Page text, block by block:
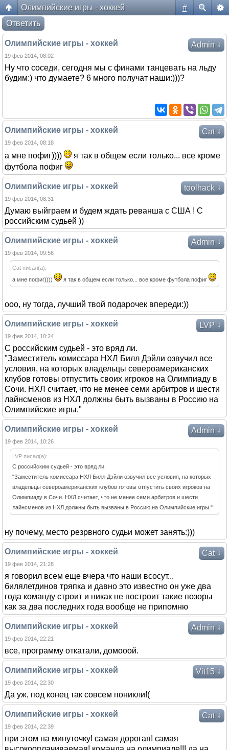
#
Олимпийские игры - хоккей
Форум жителей ЖК Да Винчи
Ответить
Admin ↓
Олимпийские игры - хоккей
19 фев 2014, 08:02
Ну что соседи, сегодня мы с финами танцевать на льду
будим:) что думаете? 6 много получат наши:)))?
Cat ↓
Олимпийские игры - хоккей
19 фев 2014, 08:18
а мне пофиг))))
я так в общем если только... все кроме
футбола пофиг
toolhack ↓
Олимпийские игры - хоккей
19 фев 2014, 08:31
Думаю выйграем и будем ждать реванша с США ! С
российским судьей ))
Admin ↓
Олимпийские игры - хоккей
19 фев 2014, 09:56
Cat писал(а):
а мне пофиг))))
я так в общем если только... все кроме футбола пофиг
ооо, ну тогда, лучший твой подарочек впереди:))
LVP ↓
Олимпийские игры - хоккей
19 фев 2014, 10:24
С российским судьей - это вряд ли.
"Заместитель комиссара НХЛ Билл Дэйли озвучил все
условия, на которых владельцы североамериканских
клубов готовы отпустить своих игроков на Олимпиаду в
Сочи. НХЛ считает, что не менее семи арбитров и шести
лайнсменов из НХЛ должны быть вызваны в Россию на
Олимпийские игры."
Admin ↓
Олимпийские игры - хоккей
19 фев 2014, 10:26
LVP писал(а):
С российским судьей - это вряд ли.
"Заместитель комиссара НХЛ Билл Дэйли озвучил все условия, на которых
владельцы североамериканских клубов готовы отпустить своих игроков на
Олимпиаду в Сочи. НХЛ считает, что не менее семи арбитров и шести
лайнсменов из НХЛ должны быть вызваны в Россию на Олимпийские игры."
ну почему, место резрвного судьи может занять:)))
Cat ↓
Олимпийские игры - хоккей
19 фев 2014, 21:28
я говорил всем еще вчера что наши всосут...
билялетдинов тряпка и давно это известно он уже два
года команду строит и никак не построит такие позоры
как за два последних года вообще не припомню
Admin ↓
Олимпийские игры - хоккей
19 фев 2014, 22:21
все, программу откатали, домооой.
Vit15 ↓
Олимпийские игры - хоккей
19 фев 2014, 22:30
Да уж, под конец так совсем поникли!(
Cat ↓
Олимпийские игры - хоккей
19 фев 2014, 22:39
при этом на минуточку! самая дорогая! самая